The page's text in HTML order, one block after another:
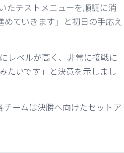
たテストメニューを順調に消
ていきます」と初日の手応え
レベルが高く、非常に接戦に
たいです」と決意を示しまし
ームは決勝へ向けたセットア